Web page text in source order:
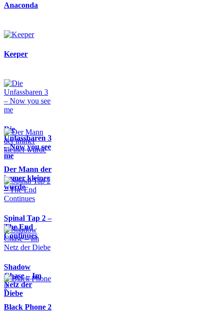
Anaconda
Keeper
Die
Unfassbaren 3
– Now you see
me
Der Mann der
immer kleiner
wurde
Spinal Tap 2 –
The End
Continues
Shadow
Chase – Im
Netz der
Diebe
Black Phone 2